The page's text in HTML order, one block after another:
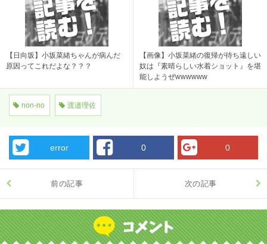
【日向坂】小坂菜緒ちゃんが病んだ
原因ってこれだよな？？？
【画像】小坂菜緒の復帰が待ち遠しい
奴は『素晴らしい水着ショット』を堪
能しようぜwwwwww
non-no 渡邉理佐
error 0 0
前の記事 次の記事